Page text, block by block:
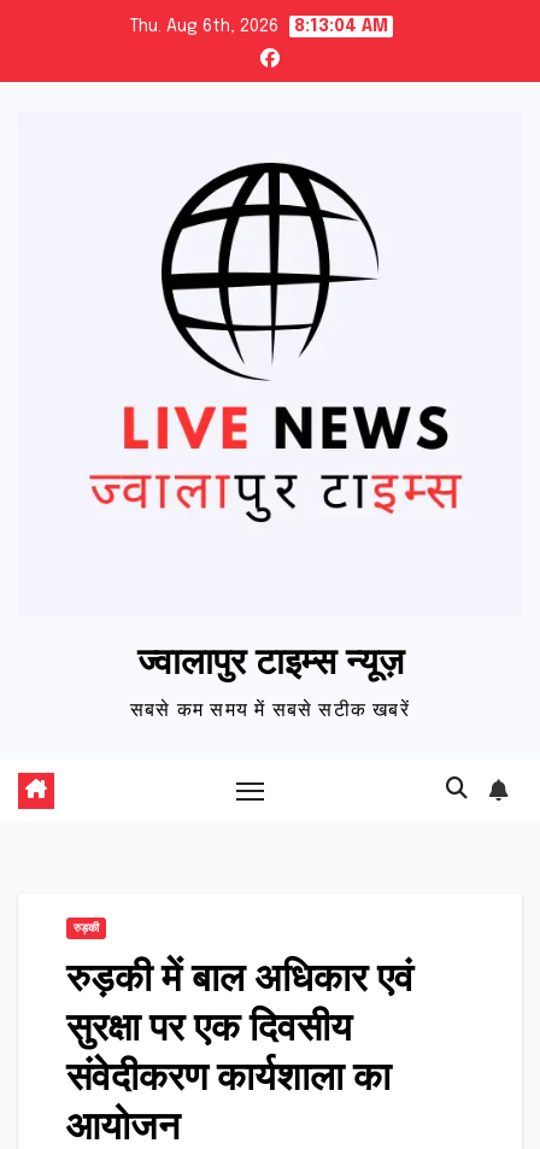
content
Thu. Aug 6th, 2026 8:13:05 AM
ज्वालापुर टाइम्स न्यूज़
सबसे कम समय में सबसे सटीक खबरें
रुड़की
रुड़की में बाल अधिकार एवं
सुरक्षा पर एक दिवसीय
संवेदीकरण कार्यशाला का
आयोजन